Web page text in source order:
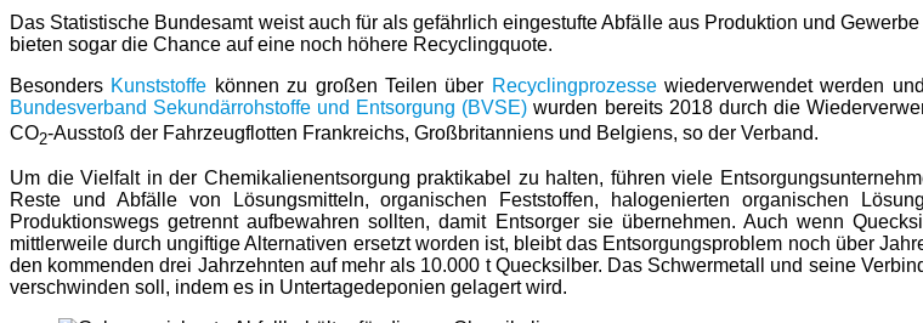
Das Statistische Bundesamt weist auch für als gefährlich eingestufte Abfälle aus Produktion und
bieten sogar die Chance auf eine noch höhere Recyclingquote.
Besonders Kunststoffe können zu großen Teilen über Recyclingprozessewiederverwendet werden
Bundesverband Sekundärrohstoffe und Entsorgung (BVSE) wurden bereits 2018 durch die
CO2-Ausstoß der Fahrzeugflotten Frankreichs, Großbritanniens und Belgiens, so der Verband.
Um die Vielfalt in der Chemikalienentsorgung praktikabel zu halten, führen viele
Reste und Abfälle von Lösungsmitteln, organischen Feststoffen, halogenierten organischen
Produktionswegs getrennt aufbewahren sollten, damit Entsorger sie übernehmen. Auch wenn
mittlerweile durch ungiftige Alternativen ersetzt worden ist, bleibt das Entsorgungsproblem noch über
den kommenden drei Jahrzehnten auf mehr als 10.000 t Quecksilber. Das Schwermetall und seine
verschwinden soll, indem es in Untertagedeponien gelagert wird.